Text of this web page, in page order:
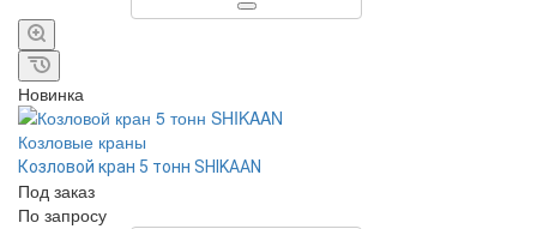
Новинка
Козловые краны
Козловой кран 5 тонн SHIKAAN
Под заказ
По запросу